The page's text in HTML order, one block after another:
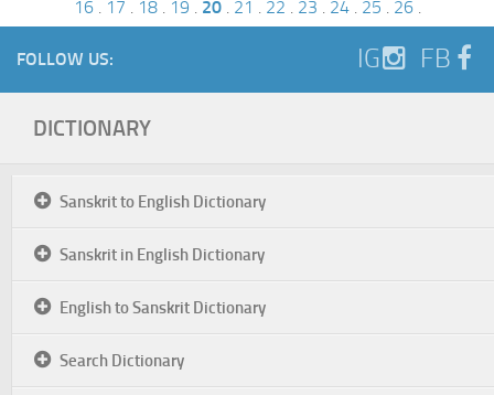
16. 17 . 18. 19 . 20. 21 . 22 . 23 . 24. 25 . 26.
FOLLOW US: IG FB
DICTIONARY
Sanskrit to English Dictionary
Sanskrit in English Dictionary
English to Sanskrit Dictionary
Search Dictionary